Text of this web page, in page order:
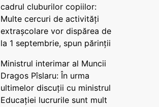
cadrul cluburilor copiilor:
Multe cercuri de activități
extrașcolare vor dispărea de
la 1 septembrie, spun părinții
Ministrul interimar al Muncii
Dragos Pîslaru: În urma
ultimelor discuții cu ministrul
Educației lucrurile sunt mult